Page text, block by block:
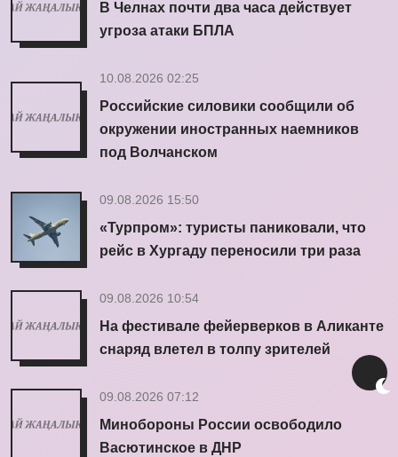
В Челнах почти два часа действует
угроза атаки БПЛА
10.08.2026 02:25
Российские силовики сообщили об
окружении иностранных наемников
под Волчанском
09.08.2026 15:50
«Турпром»: туристы паниковали, что
рейс в Хургаду переносили три раза
09.08.2026 10:54
На фестивале фейерверков в Аликанте
снаряд влетел в толпу зрителей
09.08.2026 07:12
Минобороны России освободило
Васютинское в ДНР